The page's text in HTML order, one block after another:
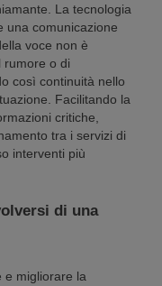
La tecnologia
una comunicazione
voce non è
rumore o di
così continuità nello
Facilitando la
critiche,
tra i servizi di
interventi più
di una
e migliorare la